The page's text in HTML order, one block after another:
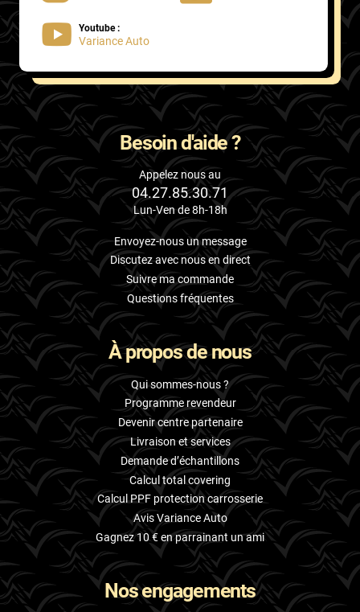
Youtube :
Variance Auto
Besoin d'aide ?
Appelez nous au
04.27.85.30.71
Lun-Ven de 8h-18h
Envoyez-nous un message
Discutez avec nous en direct
Suivre ma commande
Questions fréquentes
À propos de nous
Qui sommes-nous ?
Programme revendeur
Devenir centre partenaire
Livraison et services
Demande d’échantillons
Calcul total covering
Calcul PPF protection carrosserie
Avis Variance Auto
Gagnez 10 € en parrainant un ami
Nos engagements